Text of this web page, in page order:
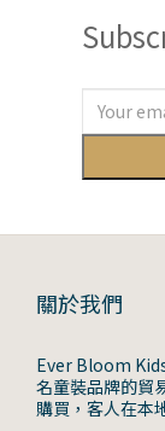
關於我們
Ever Bloom
名童裝品牌的貿
購買，客人在本